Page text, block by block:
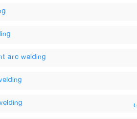
arc welding